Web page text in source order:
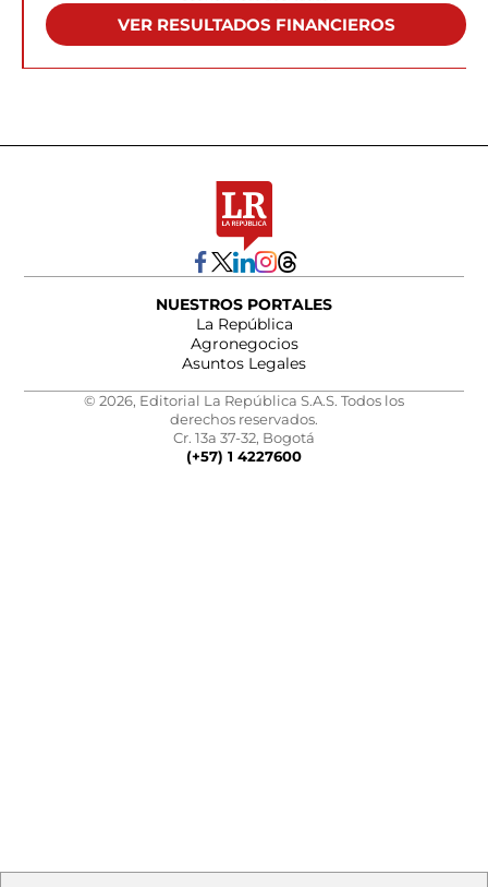
VER RESULTADOS FINANCIEROS
NUESTROS PORTALES
La República
Agronegocios
Asuntos Legales
© 2026, Editorial La República S.A.S. Todos los
derechos reservados.
Cr. 13a 37-32, Bogotá
(+57) 1 4227600